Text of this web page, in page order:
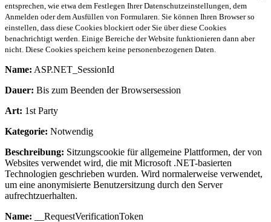
entsprechen, wie etwa dem Festlegen Ihrer Datenschutzeinstellungen, dem
Anmelden oder dem Ausfüllen von Formularen. Sie können Ihren Browser so
einstellen, dass diese Cookies blockiert oder Sie über diese Cookies
benachrichtigt werden. Einige Bereiche der Website funktionieren dann aber
nicht. Diese Cookies speichern keine personenbezogenen Daten.
Name: ASP.NET_SessionId
Dauer: Bis zum Beenden der Browsersession
Art: 1st Party
Kategorie: Notwendig
Beschreibung: Sitzungscookie für allgemeine Plattformen, der von
Websites verwendet wird, die mit Microsoft .NET-basierten
Technologien geschrieben wurden. Wird normalerweise verwendet,
um eine anonymisierte Benutzersitzung durch den Server
aufrechtzuerhalten.
Name: __RequestVerificationToken